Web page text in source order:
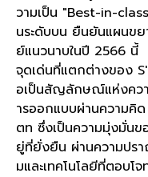
วามเป็น "Best-in-
นระดับบน ยืนยันแผนข
ย์แนวนาบในปี 2566 นี้
จุดเด่นที่แตกต่างของ
อเป็นสัญลักษณ์แห่งคว
ารออกแบบผ่านความคิ
ตท ซึ่งเป็นความมุ่งมั่นข
ยู่ที่ยั่งยืน ผ่านความปร
มและเทคโนโลยีที่ตอบ